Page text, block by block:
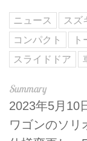
ニュース スズ
コンパクト
スライドドア
2023年5月10
ワゴンのソリ